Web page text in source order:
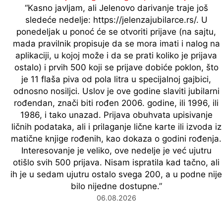
“Kasno javljam, ali Jelenovo darivanje traje još
sledeće nedelje: https://jelenzajubilarce.rs/. U
ponedeljak u ponoć će se otvoriti prijave (na sajtu,
mada pravilnik propisuje da se mora imati i nalog na
aplikaciji, u kojoj može i da se prati koliko je prijava
ostalo) i prvih 500 koji se prijave dobiće poklon, što
je 11 flaša piva od pola litra u specijalnoj gajbici,
odnosno nosiljci. Uslov je ove godine slaviti jubilarni
rođendan, znači biti rođen 2006. godine, ili 1996, ili
1986, i tako unazad. Prijava obuhvata upisivanje
ličnih podataka, ali i prilaganje lične karte ili izvoda iz
matične knjige rođenih, kao dokaza o godini rođenja.
Interesovanje je veliko, ove nedelje je već ujutru
otišlo svih 500 prijava. Nisam ispratila kad tačno, ali
ih je u sedam ujutru ostalo svega 200, a u podne nije
bilo nijedne dostupne.”
06.08.2026